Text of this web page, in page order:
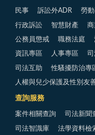
民事 訴訟外ADR 勞
行政訴訟 智慧財產
公務員懲戒 職務法庭
資訊專區 人事專區
司法互助 性騷擾防治專
人權與兒少保護及性別友
查詢服務
案件相關查詢 司法新聞
司法智識庫 法學資料檢